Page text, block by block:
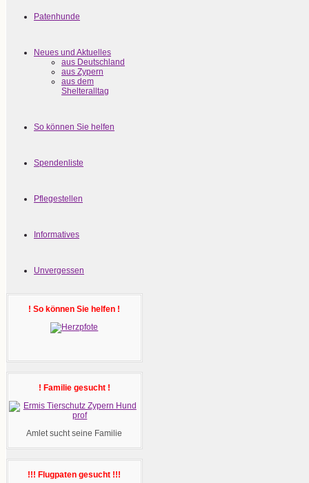
Patenhunde
Neues und Aktuelles
aus Deutschland
aus Zypern
aus dem
Shelteralltag
So können Sie helfen
Spendenliste
Pflegestellen
Informatives
Unvergessen
! So können Sie helfen !
! Familie gesucht !
Amlet sucht seine Familie
!!! Flugpaten gesucht !!!